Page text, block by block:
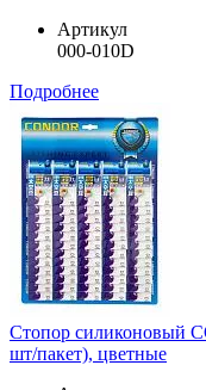
Артикул
000-010D
Подробнее
Стопор силиконовый
шт/пакет), цветные